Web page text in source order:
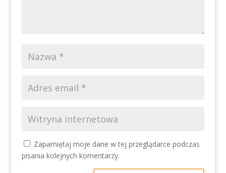
Zapamiętaj moje dane w tej przeglądarce podczas
pisania kolejnych komentarzy.